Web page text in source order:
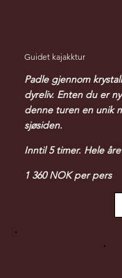
Guidet kajakktur
Padle gjennom
dyreliv. Enten du er
denne turen en unik
sjøsiden.
Inntil 5 timer. Hele
1 360 NOK per pers